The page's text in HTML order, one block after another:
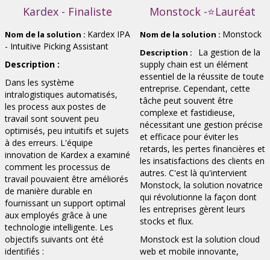
Kardex - Finaliste
Nom de la solution : Kardex IPA
- Intuitive Picking Assistant
Description :
Dans les système
intralogistiques automatisés,
les process aux postes de
travail sont souvent peu
optimisés, peu intuitifs et sujets
à des erreurs. L'équipe
innovation de Kardex a examiné
comment les processus de
travail pouvaient être améliorés
de manière durable en
fournissant un support optimal
aux employés grâce à une
technologie intelligente. Les
objectifs suivants ont été
identifiés :
Monstock -⭐Lauréat
Nom de la solution : Monstock
Description :
La gestion de la
supply chain est un élément
essentiel de la réussite de toute
entreprise. Cependant, cette
tâche peut souvent être
complexe et fastidieuse,
nécessitant une gestion précise
et efficace pour éviter les
retards, les pertes financières et
les insatisfactions des clients en
autres. C'est là qu'intervient
Monstock, la solution novatrice
qui révolutionne la façon dont
les entreprises gèrent leurs
stocks et flux.
Monstock est la solution cloud
web et mobile innovante,